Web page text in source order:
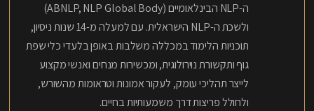
ה-NLP הבינלאומיים (ABNLP, NLP Global Body)
ולשכת ה-NLP הישראלית. עם למעלה מ-14 שנות ניסיון,
תוכניות הלימוד במכללה משלבות באופן בלעדי כלי שפת
גוף ותקשורת נוירולוגית, ומכשירות מנחים ואנשי מקצוע
לייצר תהליכי עומק, לעקור אמונות וטראומות מהשורש,
ולחולל פריצות דרך משמעותיות בחיים.